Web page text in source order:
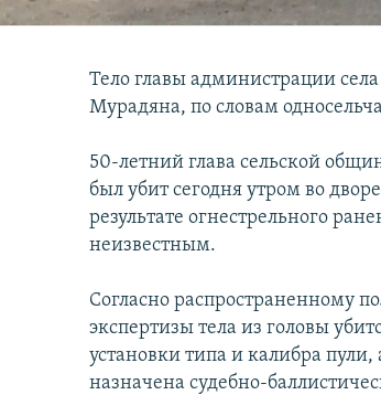
Тело главы администрации
Мурадяна, по словам
50-летний глава сельской
был убит сегодня утром во
результате огнестрельного
неизвестным.
Согласно распространенному
экспертизы тела из головы
установки типа и калибра
назначена судебно-